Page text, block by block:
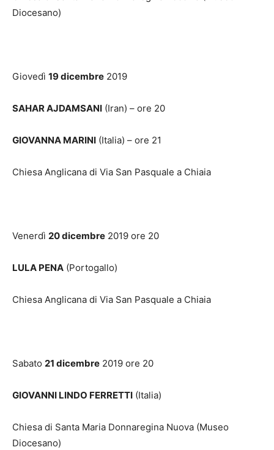
Diocesano)
Giovedì 19 dicembre 2019
SAHAR AJDAMSANI (Iran) – ore 20
GIOVANNA MARINI (Italia) – ore 21
Chiesa Anglicana di Via San Pasquale a Chiaia
Venerdì 20 dicembre 2019 ore 20
LULA PENA (Portogallo)
Chiesa Anglicana di Via San Pasquale a Chiaia
Sabato 21 dicembre 2019 ore 20
GIOVANNI LINDO FERRETTI (Italia)
Chiesa di Santa Maria Donnaregina Nuova (Museo
Diocesano)